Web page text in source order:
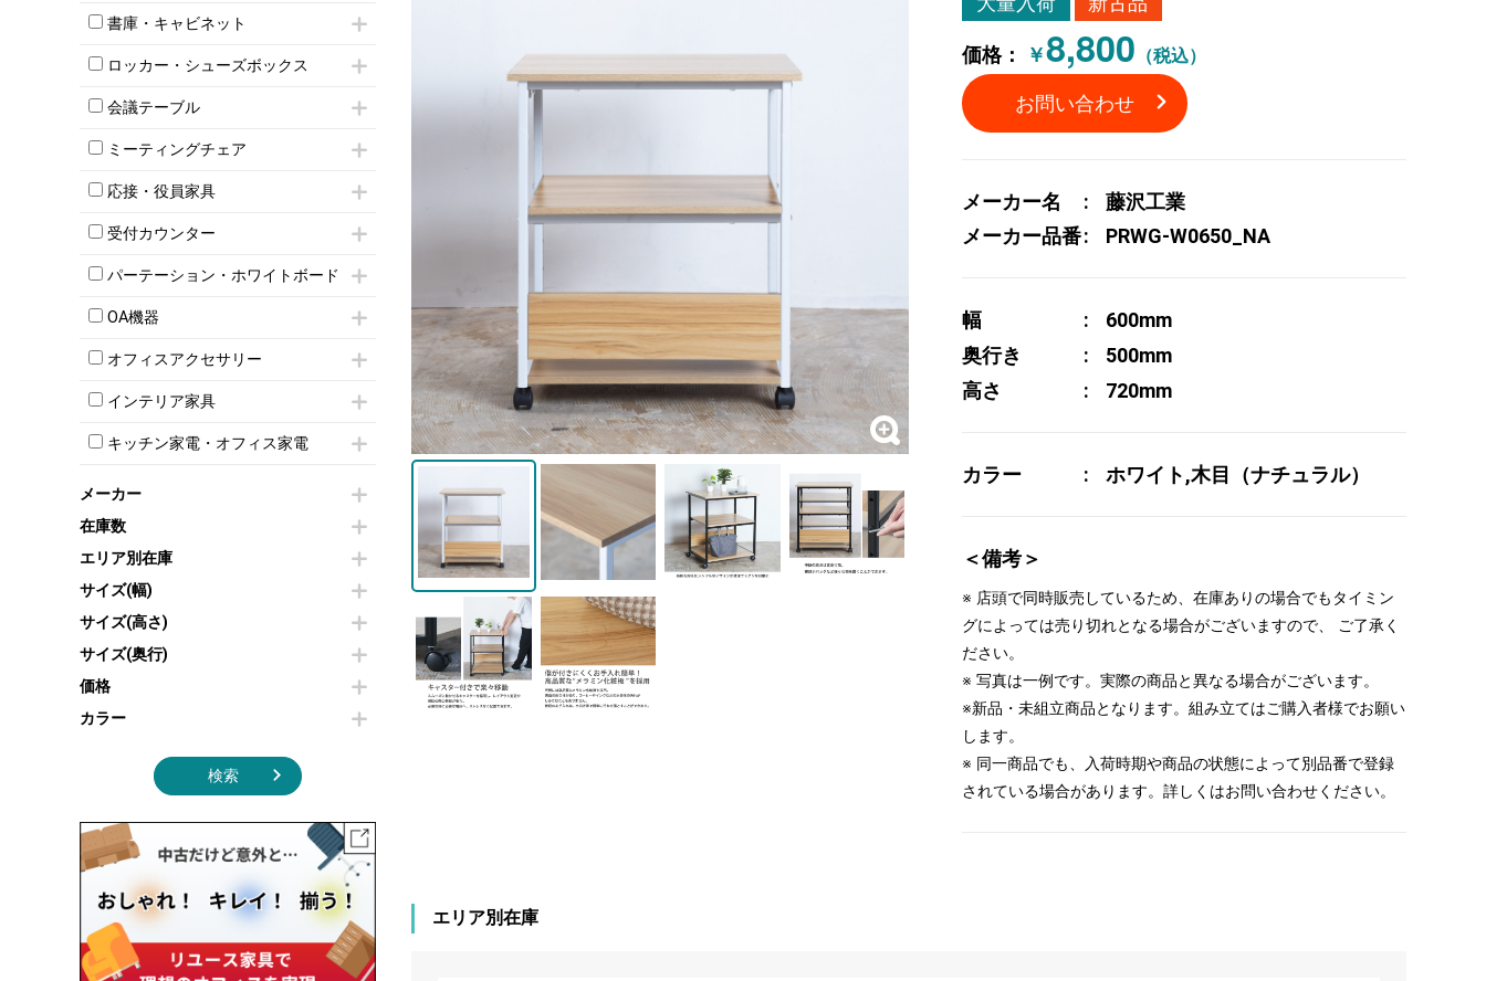
オフィスチェアその他
昇降デスク
両袖机
インワゴン2段
インワゴン3段
脇机
書庫・キャビネット
ハイキャビネット
ローキャビネット
両開きキャビネット
上下連結キャビネット
軽量ラック（スチールラック）
収納家具その他
オープン書庫
両開書庫
引き違い書庫
ロッカー・シューズボックス
1人用ロッカー
2人用ロッカー
3人用ロッカー
5人用ロッカー
8人用ロッカー
多人数ロッカー
シリンダー錠ロッカー
ダイヤル錠ロッカー
ボタン錠ロッカー
シューズロッカー・下駄箱
ロッカーその他
会議テーブル
ミーティングテーブル
スタッキングテーブル
ネスティングテーブル
カウンターテーブル
T字脚テーブル
会議テーブルW1200～
会議テーブルW1800～
折りたたみ会議テーブル
ハイテーブル
ミーティングチェア
キャスター付きミーティングチェア
スタッキングミーティングチェア
テーブル付きミーティングチェア
折りたたみミーティングチェア
ハイチェア
ミーティングチェアその他
応接・役員家具
応接セット
応接ソファ
応接チェア
応接・役員家具その他
受付カウンター
ハイカウンター
ローカウンター
ラウンジカウンター
パーテーション・ホワイトボード
パーテーション
自立タイプパーテーション
パーテーションその他
壁掛けホワイトボード
ホワイトボードその他
OA機器
iPad
電話機（ビジネスフォン）
シュレッダー
スクリーン
プリンター・コピー機
オフィスアクセサリー
チェア用台車
演台・講演台・演説台
防音パネル
コートハンガー・ポールハンガー
傘立て
食器棚・キッチンキャビネット
オフィスアクセサリーその他
インテリア家具
モールドチェア
ダイニングチェア
カウンターテーブル
センターテーブル・サイドテーブル
カフェテーブル
ソファ
シェルフ
ダストボックス（ゴミ箱）
インテリア家具その他
キッチン家電・オフィス家電
冷蔵庫・洗濯機
空気清浄機・加湿器
電子レンジ
液晶テレビ・モニター類
エアコン
照明機器
季節家電
その他キッチン家電・オフィス家電
メーカー
在庫数
エリア別在庫
サイズ(幅)
サイズ(高さ)
サイズ(奥行)
価格
カラー
検索
価格： ￥8,800 （税込）
お問い合わせ
メーカー名
藤沢工業
メーカー品番
PRWG-W0650_NA
幅
600mm
奥行き
500mm
高さ
720mm
カラー ホワイト,木目（ナチュラル）
＜備考＞
※ 店頭で同時販売しているため、在庫ありの場合でもタイミン
グによっては売り切れとなる場合がございますので、 ご了承く
ださい。
※ 写真は一例です。実際の商品と異なる場合がございます。
※新品・未組立商品となります。組み立てはご購入者様でお願い
します。
※ 同一商品でも、入荷時期や商品の状態によって別品番で登録
されている場合があります。詳しくはお問い合わせください。
エリア別在庫